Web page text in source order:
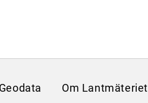
Geodata Om Lantmäteriet